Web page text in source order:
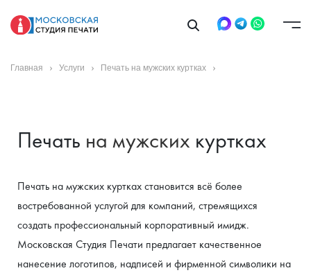
Главная Услуги Печать на мужских куртках
Печать на мужских куртках
Печать на мужских куртках становится всё более
востребованной услугой для компаний, стремящихся
создать профессиональный корпоративный имидж.
Московская Студия Печати предлагает качественное
нанесение логотипов, надписей и фирменной символики на